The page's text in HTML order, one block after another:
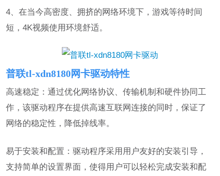
4、在当今高密度、拥挤的网络环境下，游戏等待时间
短，4K视频使用环境舒适。
普联tl-xdn8180网卡驱动特性
高速稳定：通过优化网络协议、传输机制和硬件协同工
作，该驱动程序在提供高速互联网连接的同时，保证了
网络的稳定性，降低掉线率。
易于安装和配置：驱动程序采用用户友好的安装引导，
支持简单的设置界面，使得用户可以轻松完成安装和配